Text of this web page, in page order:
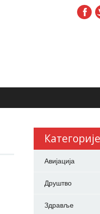
Категорије
Авијација
Друштво
Здравље